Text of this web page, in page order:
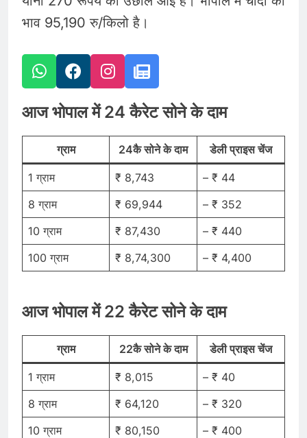
भाव 95,190 रु/किलो है।
आज भोपाल में 24 कैरेट सोने के दाम
ग्राम 24कै सोने के दाम डेली प्राइस चेंज
1 ग्राम ₹ 8,743
– ₹ 44
8 ग्राम
₹ 69,944
– ₹ 352
10 ग्राम
₹ 87,430
– ₹ 440
100 ग्राम
₹ 8,74,300 – ₹ 4,400
आज भोपाल में 22 कैरेट सोने के दाम
ग्राम 22कै सोने के दाम डेली प्राइस चेंज
1 ग्राम ₹ 8,015
– ₹ 40
8 ग्राम
₹ 64,120
– ₹ 320
10 ग्राम
₹ 80,150
– ₹ 400